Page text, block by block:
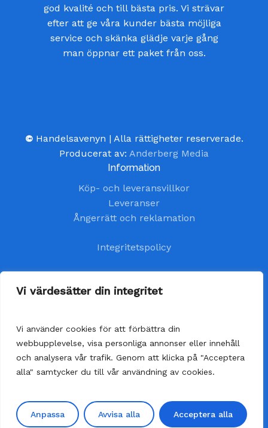
Vi värdesätter din integritet
Vi använder cookies för att förbättra din
webbupplevelse, visa personliga annonser eller innehåll
och analysera vår trafik. Genom att klicka på "Acceptera
alla" samtycker du till vår användning av cookies.
Anpassa Avvisa alla Acceptera alla
god kvalité och till bästa pris. Vi strävar
efter att ge våra kunder bästa möjliga
service och skänka glädje varje gång
man öppnar ett paket från oss.
© Handelsavenyn | Alla rättigheter reserverade.
Producerat av: Anderberg Media
Information
Köp- och leveransvillkor
Leveranser
Ångerrätt och reklamation
Integritetspolicy
Kundtjänst
Vår kundtjänst har öppet alla helgfria vardagar.
Vi besvarar dina frågor så fort som möjligt,
senast inom 48 timmar.